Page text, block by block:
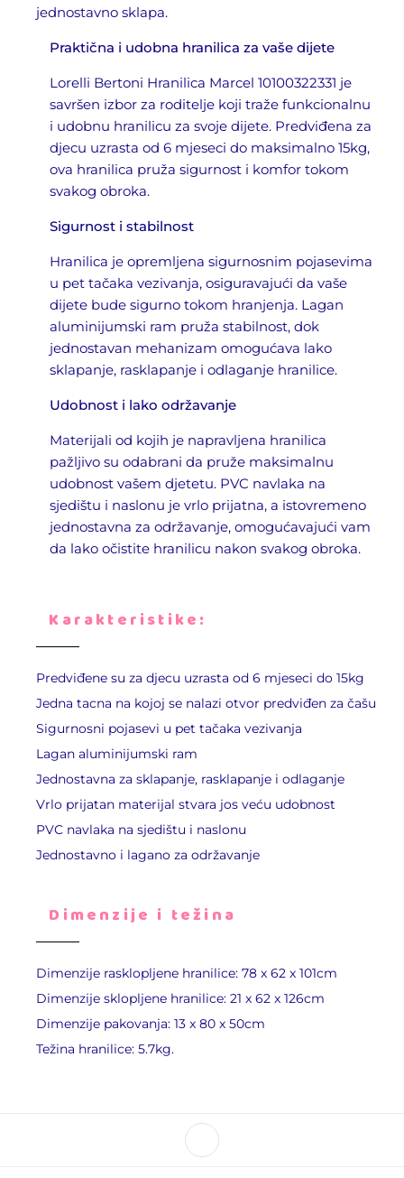
jednostavno sklapa.
Praktična i udobna hranilica za vaše dijete
Lorelli Bertoni Hranilica Marcel 10100322331 je
savršen izbor za roditelje koji traže funkcionalnu
i udobnu hranilicu za svoje dijete. Predviđena za
djecu uzrasta od 6 mjeseci do maksimalno 15kg,
ova hranilica pruža sigurnost i komfor tokom
svakog obroka.
Sigurnost i stabilnost
Hranilica je opremljena sigurnosnim pojasevima
u pet tačaka vezivanja, osiguravajući da vaše
dijete bude sigurno tokom hranjenja. Lagan
aluminijumski ram pruža stabilnost, dok
jednostavan mehanizam omogućava lako
sklapanje, rasklapanje i odlaganje hranilice.
Udobnost i lako održavanje
Materijali od kojih je napravljena hranilica
pažljivo su odabrani da pruže maksimalnu
udobnost vašem djetetu. PVC navlaka na
sjedištu i naslonu je vrlo prijatna, a istovremeno
jednostavna za održavanje, omogućavajući vam
da lako očistite hranilicu nakon svakog obroka.
Karakteristike:
Predviđene su za djecu uzrasta od 6 mjeseci do 15kg
Jedna tacna na kojoj se nalazi otvor predviđen za čašu
Sigurnosni pojasevi u pet tačaka vezivanja
Lagan aluminijumski ram
Jednostavna za sklapanje, rasklapanje i odlaganje
Vrlo prijatan materijal stvara jos veću udobnost
PVC navlaka na sjedištu i naslonu
Jednostavno i lagano za održavanje
Dimenzije i težina
Dimenzije rasklopljene hranilice: 78 x 62 x 101cm
Dimenzije sklopljene hranilice: 21 x 62 x 126cm
Dimenzije pakovanja: 13 x 80 x 50cm
Težina hranilice: 5.7kg.